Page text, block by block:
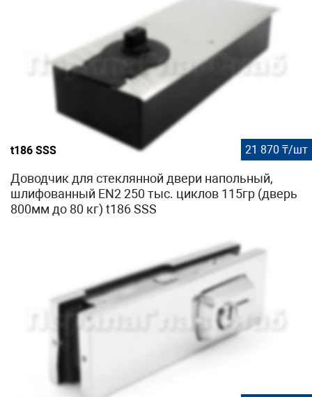
t186 SSS 21 870 ₸/шт
Доводчик для стеклянной двери напольный,
шлифованный EN2 250 тыс. циклов 115гр (дверь
800мм до 80 кг) t186 SSS